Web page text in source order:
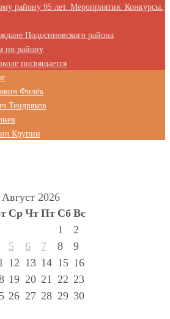
району 95 лет. Мероприятия. Конкурсы.
Подосиновского района
по району
посвящается
Филёв
Тендряков
Крупин
Август 2026
Ср Чт Пт Сб Вс
1
2
5 6 7 8
9
12 13 14 15 16
19 20 21 22 23
26 27 28 29 30